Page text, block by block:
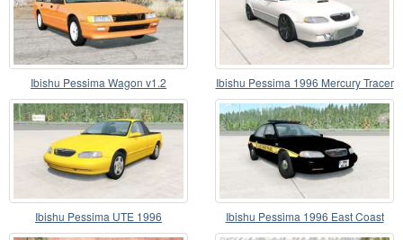
Ibishu Pessima Wagon v1.2 Ibishu Pessima 1996 Mercury Tracer
Ibishu Pessima UTE 1996
Ibishu Pessima 1996 East Coast
Police